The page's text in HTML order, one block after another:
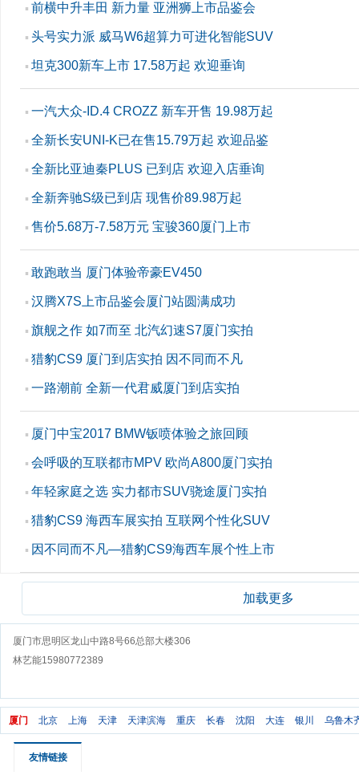
▪ 前横中升丰田 新力量 亚洲狮上市品鉴会
▪ 头号实力派 威马W6超算力可进化智能SUV
▪ 坦克300新车上市 17.58万起 欢迎垂询
▪ 一汽大众-ID.4 CROZZ 新车开售 19.98万起
▪ 全新长安UNI-K已在售15.79万起 欢迎品鉴
▪ 全新比亚迪秦PLUS 已到店 欢迎入店垂询
▪ 全新奔驰S级已到店 现售价89.98万起
▪ 售价5.68万-7.58万元 宝骏360厦门上市
▪ 敢跑敢当 厦门体验帝豪EV450
▪ 汉腾X7S上市品鉴会厦门站圆满成功
▪ 旗舰之作 如7而至 北汽幻速S7厦门实拍
▪ 猎豹CS9 厦门到店实拍 因不同而不凡
▪ 一路潮前 全新一代君威厦门到店实拍
▪ 厦门中宝2017 BMW钣喷体验之旅回顾
▪ 会呼吸的互联都市MPV 欧尚A800厦门实拍
▪ 年轻家庭之选 实力都市SUV骁途厦门实拍
▪ 猎豹CS9 海西车展实拍 互联网个性化SUV
▪ 因不同而不凡—猎豹CS9海西车展个性上市
加载更多
厦门市思明区龙山中路8号66总部大楼306
林艺能15980772389
厦门 北京 上海 天津 天津滨海 重庆 长春 沈阳 大连 银川 乌鲁木
友情链接